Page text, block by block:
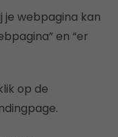
je webpagina kan
en “er
op de